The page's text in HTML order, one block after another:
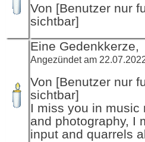
Von [Benutzer nur
sichtbar]
Eine Gedenkkerze,
Angezündet am
Von [Benutzer nur
sichtbar]
I miss you in
and photography, I
input and quarrels